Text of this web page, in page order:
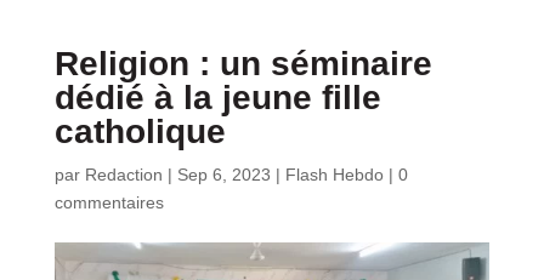
Religion : un séminaire
dédié à la jeune fille
catholique
par Redaction | Sep 6, 2023 | Flash Hebdo| 0
commentaires